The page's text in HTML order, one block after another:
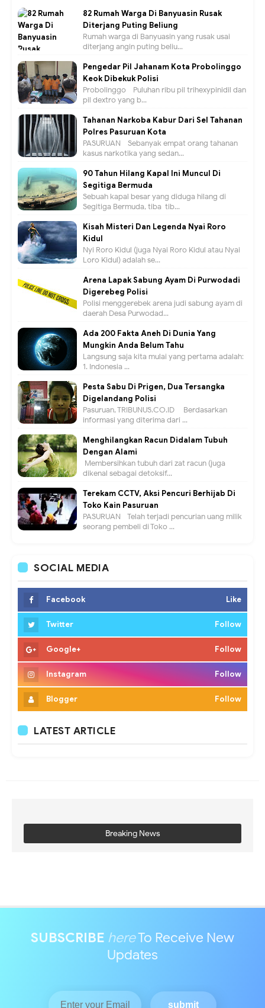
82 Rumah Warga Di Banyuasin Rusak
Diterjang Puting Beliung
Rumah warga di Banyuasin yang rusak usai
diterjang angin puting beliu...
Pengedar Pil Jahanam Kota Probolinggo
Keok Dibekuk Polisi
Probolinggo - Puluhan ribu pil trihexypinidil dan
pil dextro yang b...
Tahanan Narkoba Kabur Dari Sel Tahanan
Polres Pasuruan Kota
PASURUAN - Sebanyak empat orang tahanan
kasus narkotika yang sedan...
90 Tahun Hilang Kapal Ini Muncul Di
Segitiga Bermuda
Sebuah kapal besar yang diduga hilang di
Segitiga Bermuda, tiba-tib...
Kisah Misteri Dan Legenda Nyai Roro
Kidul
Nyi Roro Kidul (juga Nyai Roro Kidul atau Nyai
Loro Kidul) adalah se...
Arena Lapak Sabung Ayam Di Purwodadi
Digerebeg Polisi
Polisi menggerebek arena judi sabung ayam di
daerah Desa Purwodad...
Ada 200 Fakta Aneh Di Dunia Yang
Mungkin Anda Belum Tahu
Langsung saja kita mulai yang pertama adalah:
1. Indonesia ...
Pesta Sabu Di Prigen, Dua Tersangka
Digelandang Polisi
Pasuruan, TRIBUNUS.CO.ID - Berdasarkan
informasi yang diterima dari ...
Menghilangkan Racun Didalam Tubuh
Dengan Alami
Membersihkan tubuh dari zat racun (juga
dikenal sebagai detoksif...
Terekam CCTV, Aksi Pencuri Berhijab Di
Toko Kain Pasuruan
PASURUAN - Telah terjadi pencurian uang milik
seorang pembeli di Toko ...
SOCIAL MEDIA
Facebook Like
Twitter Follow
Google+ Follow
Instagram Follow
Blogger Follow
LATEST ARTICLE
Breaking News
SUBSCRIBE hereTo Receive New
Updates